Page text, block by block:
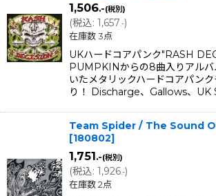
1,506.-(税別)
(税込: 1,657.-)
在庫数 3点
UKハードコアパンク"RASH
PUMPKINからの8曲入りアルバ
いたメタリックハードコアパン
り！ Discharge、Gallows、UK
Team Spider / The Sound
[180802]
1,751.-(税別)
(税込: 1,926.-)
在庫数 2点